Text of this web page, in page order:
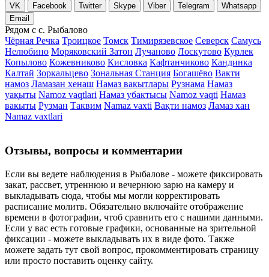
VK Facebook Twitter Skype Viber Telegram
Whatsapp
Email
Рядом с с. Рыбалово
Чёрная Речка Троицкое Томск Тимирязевское Северск Самусь
Нелюбино Моряковский Затон Лучаново Лоскутово Курлек
Копылово Кожевниково Кисловка Кафтанчиково Кандинка
Калтай Зоркальцево Зональная Станция Богашёво Вакти
намоз Ламазан хенаш Намаз вакытлары Рузнама Намаз
уақыты Namoz vaqtlari Намаз убактысы Namoz vaqti Намаз
вакыты Рузман Таквим Namaz vaxti Вақти намоз Ламаз хан
Namaz vaxtlari
Отзывы, вопросы и комментарии
Если вы ведете наблюдения в Рыбалове - можете фиксировать
закат, рассвет, утреннюю и вечернюю зарю на камеру и
выкладывать сюда, чтобы мы могли корректировать
расписание молитв. Обязательно включайте отображение
времени в фотографии, чтоб сравнить его с нашими данными.
Если у вас есть готовые графики, основанные на зрительной
фиксации - можете выкладывать их в виде фото. Также
можете задать тут свой вопрос, прокомментировать страницу
или просто поставить оценку сайту.